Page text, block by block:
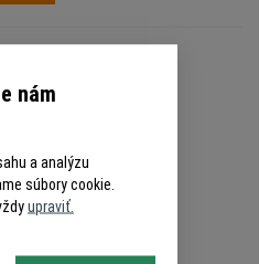
nám
a analýzu
súbory cookie.
upraviť.